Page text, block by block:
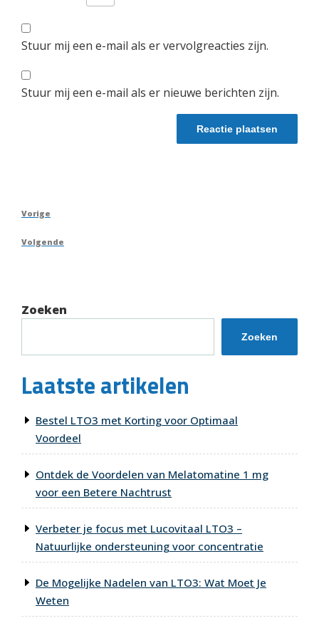
Stuur mij een e-mail als er vervolgreacties zijn.
Stuur mij een e-mail als er nieuwe berichten zijn.
Berichtnavigatie
Vorig
Vorige
Volgend
Volgende
Zoeken
Zoeken
Laatste artikelen
Bestel LTO3 met Korting voor Optimaal
Voordeel
Ontdek de Voordelen van Melatomatine 1 mg
voor een Betere Nachtrust
Verbeter je focus met Lucovitaal LTO3 –
Natuurlijke ondersteuning voor concentratie
De Mogelijke Nadelen van LTO3: Wat Moet Je
Weten